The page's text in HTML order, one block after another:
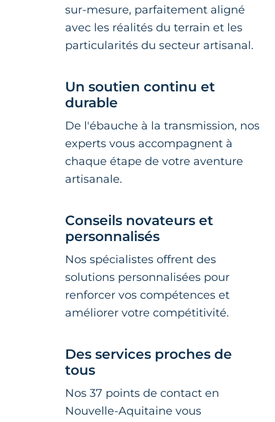
sur-mesure, parfaitement aligné
avec les réalités du terrain et les
particularités du secteur artisanal.
Un soutien continu et
durable
De l'ébauche à la transmission, nos
experts vous accompagnent à
chaque étape de votre aventure
artisanale.
Conseils novateurs et
personnalisés
Nos spécialistes offrent des
solutions personnalisées pour
renforcer vos compétences et
améliorer votre compétitivité.
Des services proches de
tous
Nos 37 points de contact en
Nouvelle-Aquitaine vous